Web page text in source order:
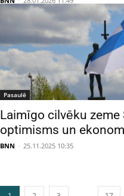
Pasaulē
Laimīgo cilvēku zeme
optimisms un
BNN - 25.11.2025 10:35